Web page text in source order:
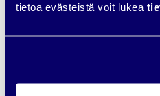
tietoa evästeistä voit lukea
herättävät eniten kiinnostusta.